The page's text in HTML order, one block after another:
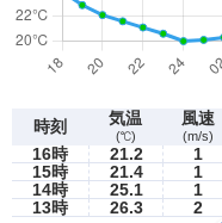
時刻 気温
(℃)
風速
(m/s)
16時 21.2 1
15時
21.4 1
14時
25.1 1
13時
26.3 2